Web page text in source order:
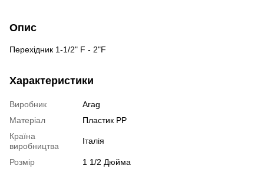
Опис
Перехідник 1-1/2" F - 2"F
Характеристики
Виробник
Arag
Матеріал
Пластик РР
Країна
виробництва
Італія
Розмір
1 1/2 Дюйма